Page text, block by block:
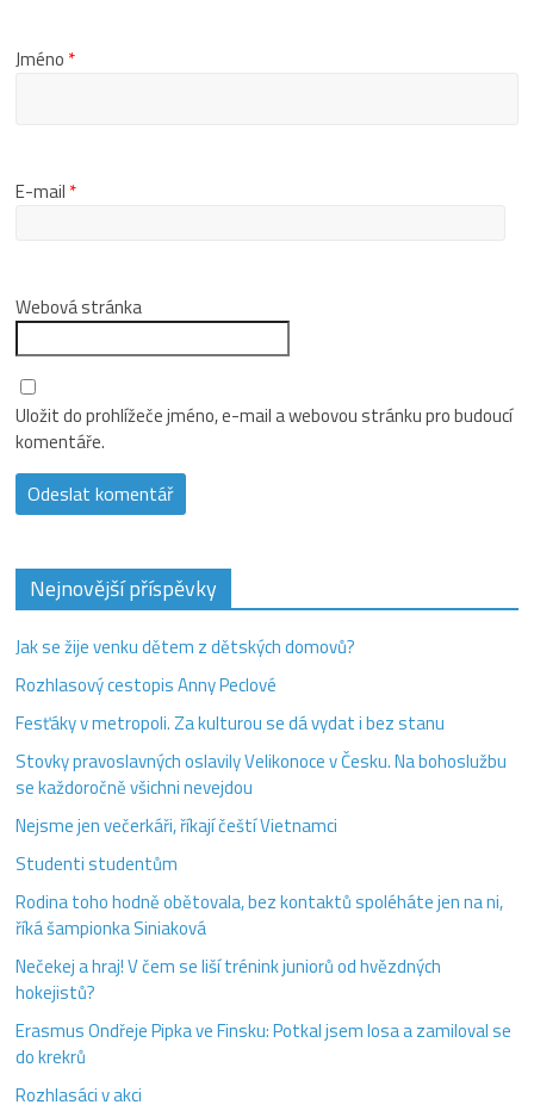
Jméno *
E-mail *
Webová stránka
Uložit do prohlížeče jméno, e-mail a webovou stránku pro budoucí
komentáře.
Nejnovější příspěvky
Jak se žije venku dětem z dětských domovů?
Rozhlasový cestopis Anny Peclové
Fesťáky v metropoli. Za kulturou se dá vydat i bez stanu
Stovky pravoslavných oslavily Velikonoce v Česku. Na bohoslužbu
se každoročně všichni nevejdou
Nejsme jen večerkáři, říkají čeští Vietnamci
Studenti studentům
Rodina toho hodně obětovala, bez kontaktů spoléháte jen na ni,
říká šampionka Siniaková
Nečekej a hraj! V čem se liší trénink juniorů od hvězdných
hokejistů?
Erasmus Ondřeje Pipka ve Finsku: Potkal jsem losa a zamiloval se
do krekrů
Rozhlasáci v akci